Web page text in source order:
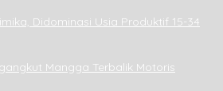
Didominasi Usia Produktif 15-34
Mangga Terbalik Motoris